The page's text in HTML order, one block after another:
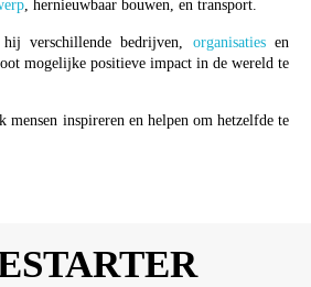
, hernieuwbaar bouwen, en transport.
verschillende bedrijven, organisaties en
mogelijke positieve impact in de wereld te
inspireren en helpen om hetzelfde te